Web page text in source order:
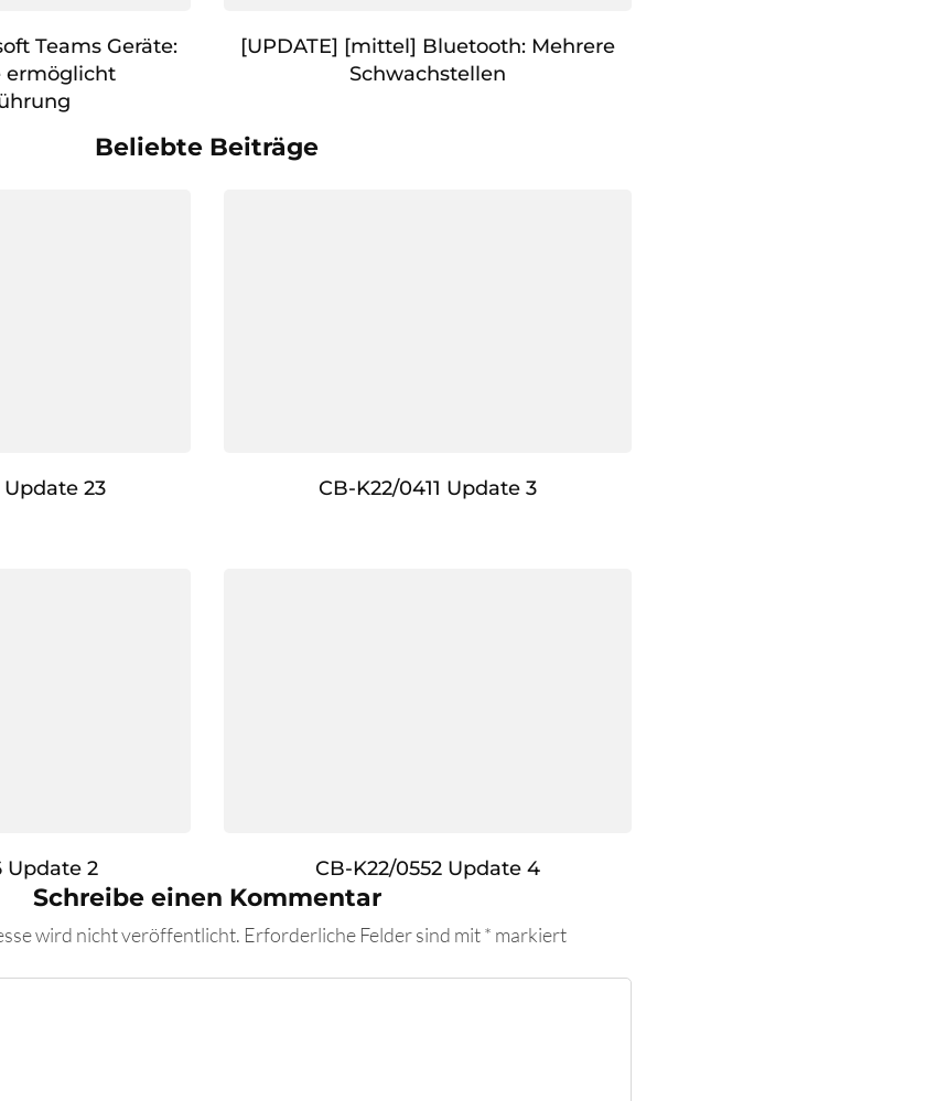
Teams Geräte:
ermöglicht
[UPDATE] [mittel] Bluetooth: Mehrere
Schwachstellen
Beliebte Beiträge
23 CB-K22/0411 Update 3
Update 2 CB-K22/0552 Update 4
Schreibe einen Kommentar
wird nicht veröffentlicht. Erforderliche Felder sind mit* markiert